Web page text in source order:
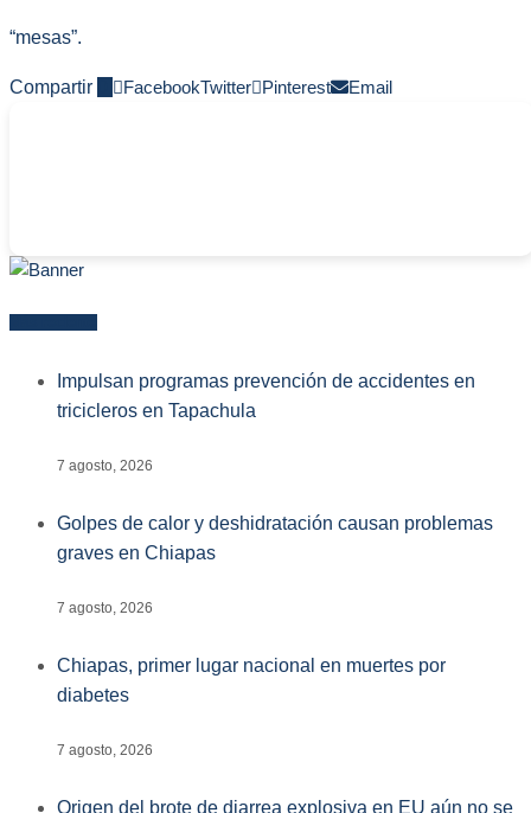
“mesas”.
Compartir FacebookTwitter Pinterest Email
Impulsan programas prevención de accidentes en
tricicleros en Tapachula
7 agosto, 2026
Golpes de calor y deshidratación causan problemas
graves en Chiapas
7 agosto, 2026
Chiapas, primer lugar nacional en muertes por
diabetes
7 agosto, 2026
Origen del brote de diarrea explosiva en EU aún no se